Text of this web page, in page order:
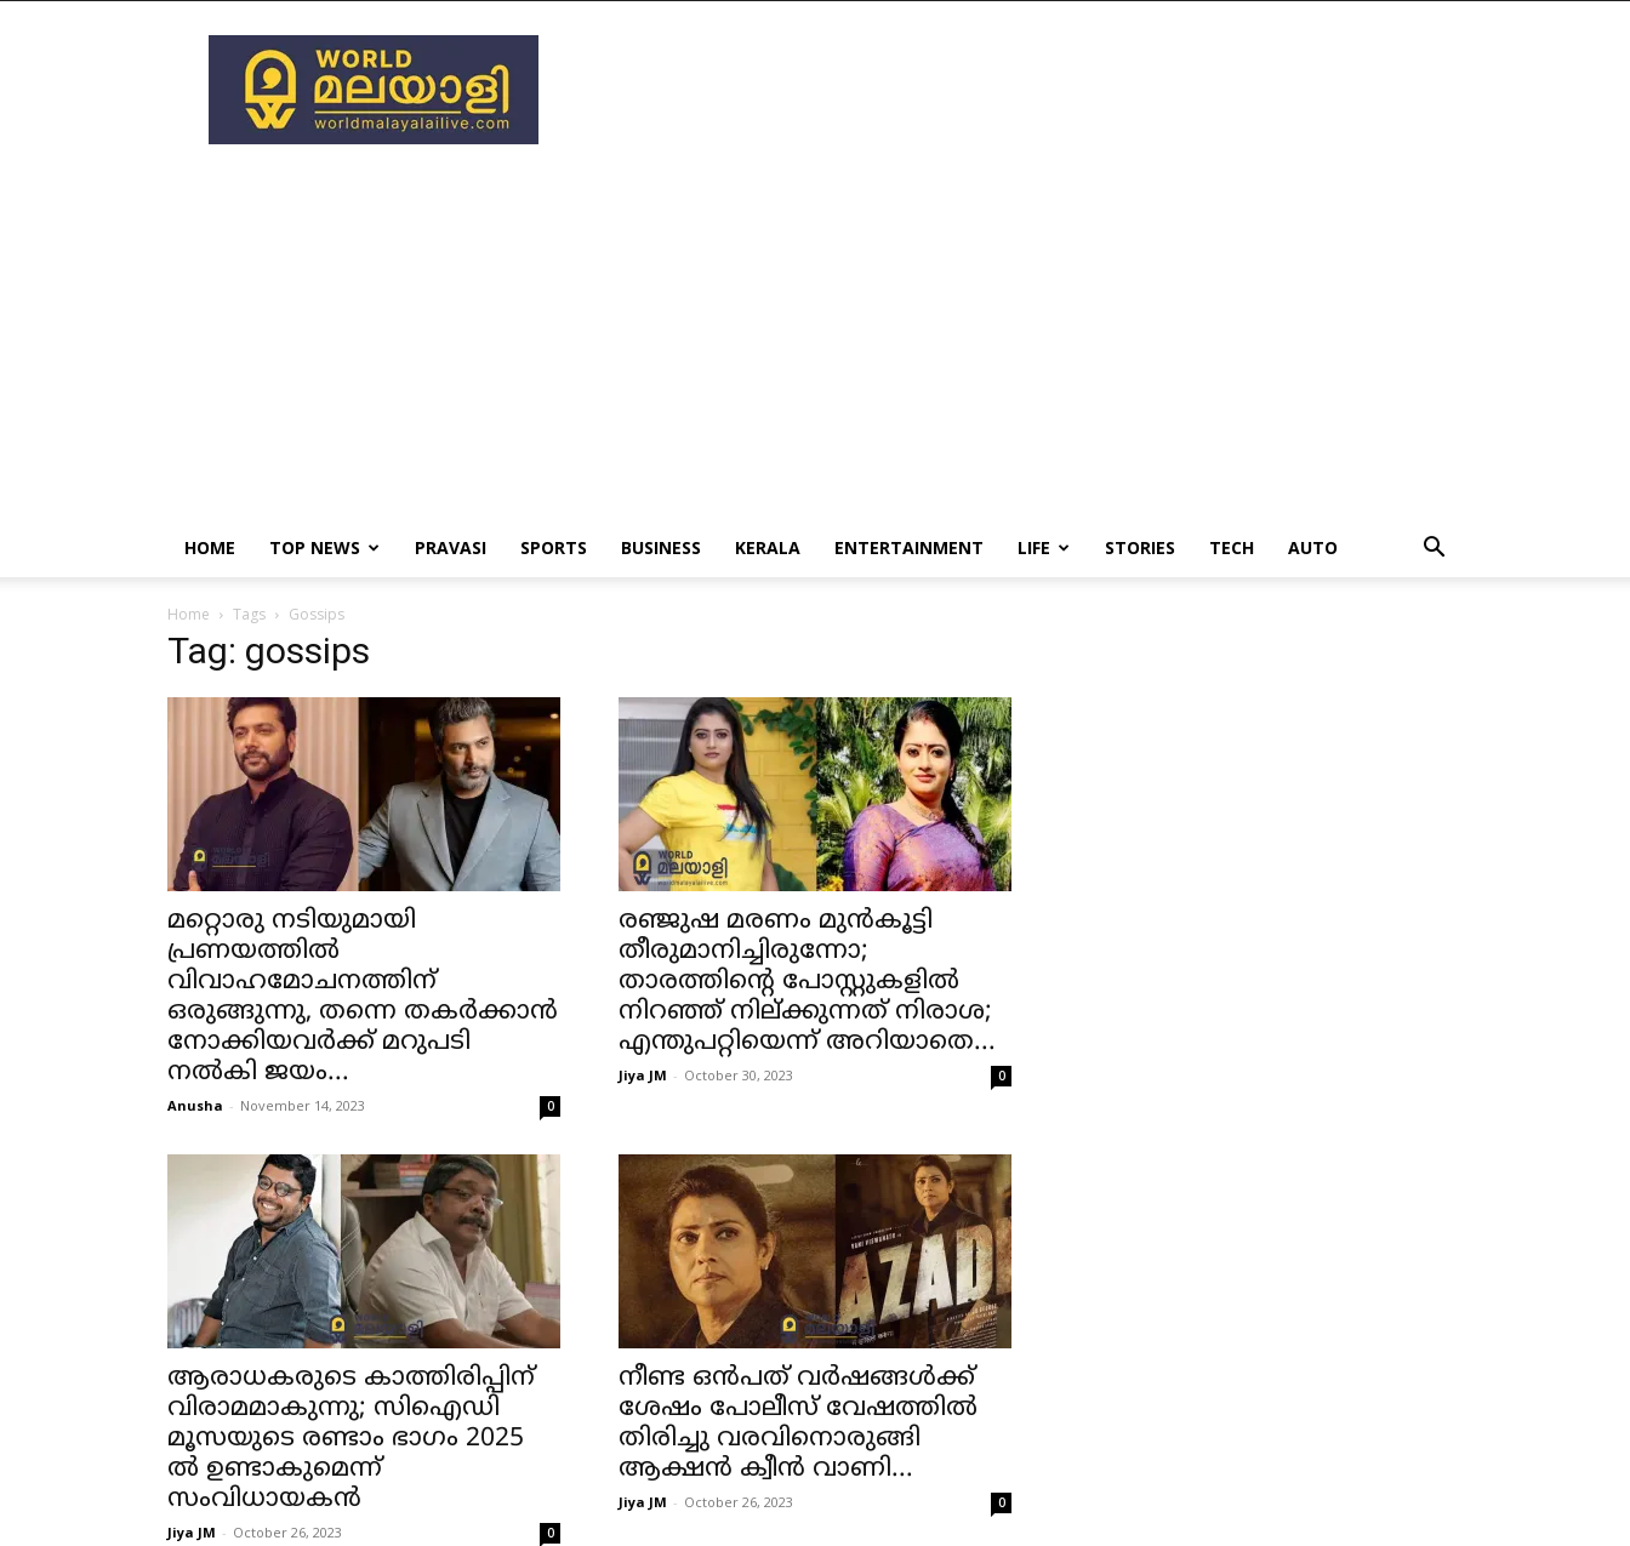
World
Malayali
Live
HOME TOP NEWS PRAVASI SPORTS BUSINESS KERALA ENTERTAINMENT LIFE STORIES TECH AUTO
Home Tags Gossips
Tag: gossips
മറ്റൊരു നടിയുമായി
പ്രണയത്തില്‍
വിവാഹമോചനത്തിന്
ഒരുങ്ങുന്നു, തന്നെ തകര്‍ക്കാന്‍
നോക്കിയവര്‍ക്ക് മറുപടി
നല്‍കി ജയം...
Anusha - November 14, 2023 0
രഞ്ജുഷ മരണം മുൻകൂട്ടി
തീരുമാനിച്ചിരുന്നോ;
താരത്തിന്റെ പോസ്റ്റുകളിൽ
നിറഞ്ഞ് നില്ക്കുന്നത് നിരാശ;
എന്തുപറ്റിയെന്ന് അറിയാതെ...
Jiya JM - October 30, 2023 0
ആരാധകരുടെ കാത്തിരിപ്പിന്
വിരാമമാകുന്നു; സിഐഡി
മൂസയുടെ രണ്ടാം ഭാഗം 2025
ൽ ഉണ്ടാകുമെന്ന്
സംവിധായകൻ
Jiya JM - October 26, 2023 0
നീണ്ട ഒൻപത് വർഷങ്ങൾക്ക്
ശേഷം പോലീസ് വേഷത്തിൽ
തിരിച്ചു വരവിനൊരുങ്ങി
ആക്ഷൻ ക്വീൻ വാണി...
Jiya JM - October 26, 2023 0